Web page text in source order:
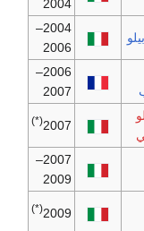
2004
2004–
2006
2006–
2007
(*)
2007–
2009
(*)